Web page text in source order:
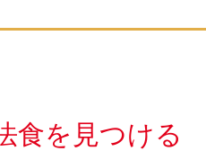
食を見つける